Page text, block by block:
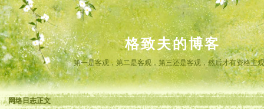
格致夫的博客
第一是客观，第二是客观，第三还是客观，然后才有资格主
网络日志正文